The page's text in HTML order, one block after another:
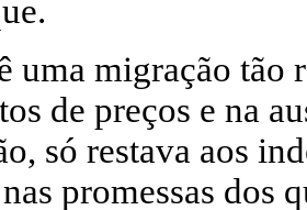
uma migração tão
de preços e na
só restava aos
promessas dos